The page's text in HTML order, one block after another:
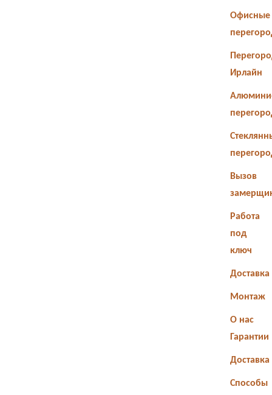
Офисные
Ирлайн
Вызов
Работа
под
ключ
Доставка
Монтаж
О нас
Гарантии
Доставка
Способы